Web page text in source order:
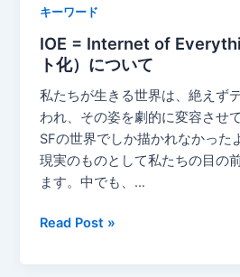
可
能
を
能
に
し
た
瞬
技
ル
に
つ
い
デ
ジ
ル
空
キーワード
IOE = Internet of
ト化）について
私たちが生きる世界は、絶えず
われ、その姿を劇的に変容させ
SFの世界でしか描かれなかった
現実のものとして私たちの目の
ます。中でも、…
IOE
Read Post »